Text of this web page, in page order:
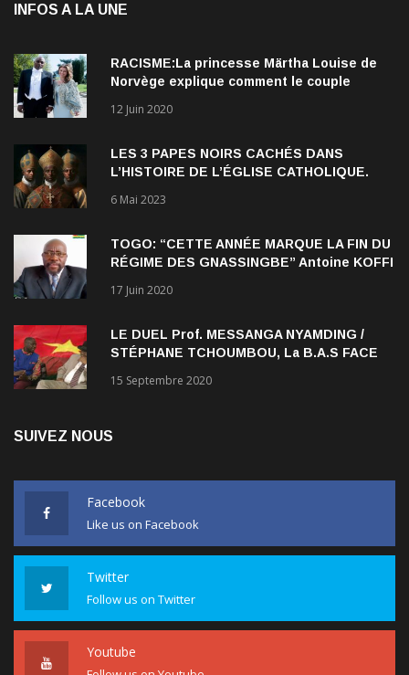
INFOS A LA UNE
RACISME:La princesse Märtha Louise de
Norvège explique comment le couple
Verrett lui a ouvert les yeux sur le racisme
12 Juin 2020
LES 3 PAPES NOIRS CACHÉS DANS
L’HISTOIRE DE L’ÉGLISE CATHOLIQUE.
6 Mai 2023
TOGO: “CETTE ANNÉE MARQUE LA FIN DU
RÉGIME DES GNASSINGBE” Antoine KOFFI
17 Juin 2020
LE DUEL Prof. MESSANGA NYAMDING /
STÉPHANE TCHOUMBOU, La B.A.S FACE
15 Septembre 2020
SUIVEZ NOUS
Facebook
Like us on Facebook
Twitter
Follow us on Twitter
Youtube